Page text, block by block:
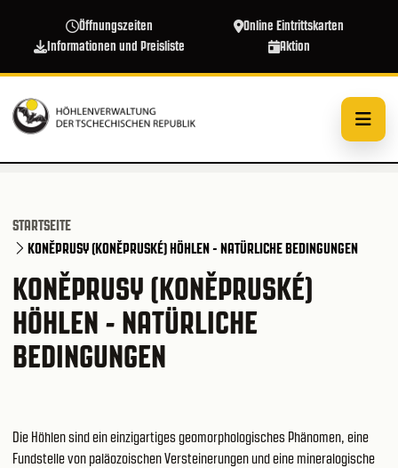
Öffnungszeiten
Online Eintrittskarten
Informationen und Preisliste
Aktion
STARTSEITE
KONĚPRUSY (KONĚPRUSKÉ) HÖHLEN - NATÜRLICHE BEDINGUNGEN
KONĚPRUSY (KONĚPRUSKÉ)
HÖHLEN - NATÜRLICHE
BEDINGUNGEN
Die Höhlen sind ein einzigartiges geomorphologisches Phänomen, eine
Fundstelle von paläozoischen Versteinerungen und eine mineralogische